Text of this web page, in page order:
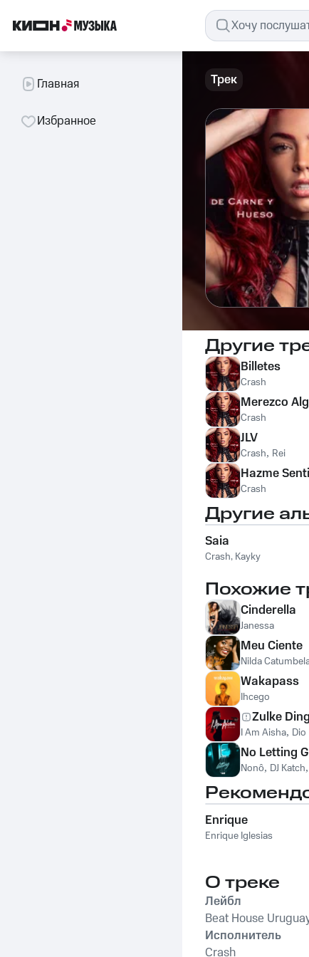
Главная
Избранное
Трек
Другие
Billetes
Crash
Merezco
Crash
JLV
Crash, Rei
Hazme
Crash
Другие
Saia
Crash, Kayky
Похожие
Cinderella
Janessa
Meu Ciente
Nilda
Wakapass
Ihcego
Zulke
I Am Aisha, Dio
No Letting
Nonô, DJ Katch,
Enrique
Enrique Iglesias
О треке
Лейбл
Beat House
Исполнитель
Crash